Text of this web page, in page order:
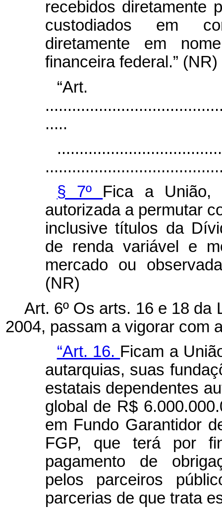
recebidos diretamente
custodiados em
diretamente em
financeira federal.” (NR)
.....
.....................................
§ 7º Fica a União,
autorizada a permutar
inclusive títulos da
de renda variável e
mercado ou
(NR)
Art. 6º Os arts. 16 e 18 da
2004, passam a vigorar com
“Art. 16. Ficam a
autarquias, suas
estatais dependentes
global de R$
em Fundo Garantidor
FGP, que terá por
pagamento de
pelos parceiros
parcerias de que trata